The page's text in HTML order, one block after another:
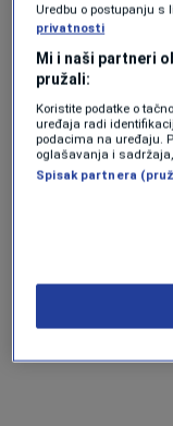
Uredbu o postupanju s
privatnosti
Mi i naši partneri
pružali:
Koristite podatke o
uređaja radi
podacima na uređaju.
oglašavanja i
Spisak partnera